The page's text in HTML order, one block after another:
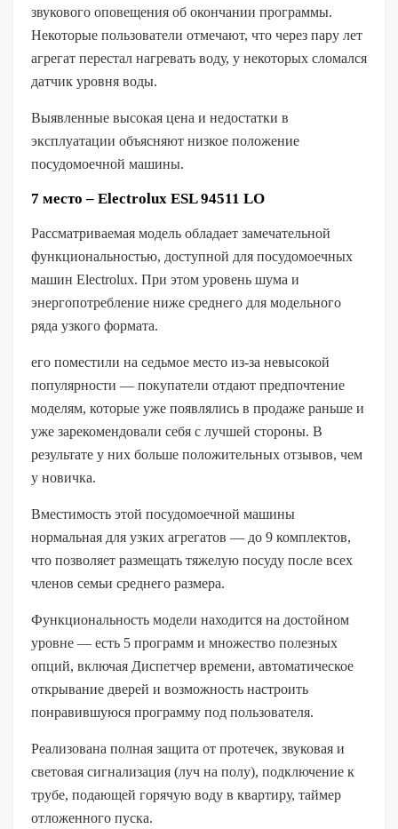
звукового оповещения об окончании программы.
Некоторые пользователи отмечают, что через пару лет
агрегат перестал нагревать воду, у некоторых сломался
датчик уровня воды.
Выявленные высокая цена и недостатки в
эксплуатации объясняют низкое положение
посудомоечной машины.
7 место – Electrolux ESL 94511 LO
Рассматриваемая модель обладает замечательной
функциональностью, доступной для посудомоечных
машин Electrolux. При этом уровень шума и
энергопотребление ниже среднего для модельного
ряда узкого формата.
его поместили на седьмое место из-за невысокой
популярности — покупатели отдают предпочтение
моделям, которые уже появлялись в продаже раньше и
уже зарекомендовали себя с лучшей стороны. В
результате у них больше положительных отзывов, чем
у новичка.
Вместимость этой посудомоечной машины
нормальная для узких агрегатов — до 9 комплектов,
что позволяет размещать тяжелую посуду после всех
членов семьи среднего размера.
Функциональность модели находится на достойном
уровне — есть 5 программ и множество полезных
опций, включая Диспетчер времени, автоматическое
открывание дверей и возможность настроить
понравившуюся программу под пользователя.
Реализована полная защита от протечек, звуковая и
световая сигнализация (луч на полу), подключение к
трубе, подающей горячую воду в квартиру, таймер
отложенного пуска.